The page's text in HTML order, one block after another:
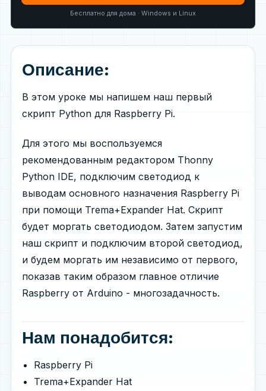
Бесплатно для дома · Windows и Linux
Описание:
В этом уроке мы напишем наш первый
скрипт Python для Raspberry Pi.
Для этого мы воспользуемся
рекомендованным редактором Thonny
Python IDE, подключим светодиод к
выводам основного назначения Raspberry Pi
при помощи Trema+Expander Hat. Скрипт
будет моргать светодиодом. Затем запустим
наш скрипт и подключим второй светодиод,
и будем моргать им независимо от первого,
показав таким образом главное отличие
Raspberry от Arduino - многозадачность.
Нам понадобится:
Raspberry Pi
Trema+Expander Hat